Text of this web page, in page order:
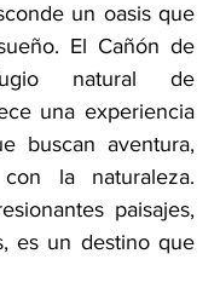
un oasis que
El Cañón de
natural de
una experiencia
buscan aventura,
la naturaleza.
paisajes,
es un destino que